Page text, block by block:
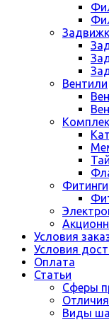
Вентили
Фитинги
Условия
Условия
Оплата
Статьи
Сферы
Виды